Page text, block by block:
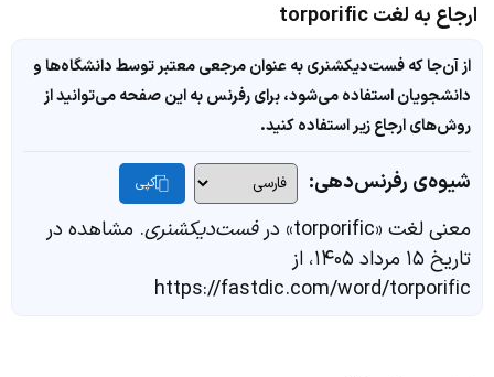
ارجاع به لغت torporific
از آن‌جا که فست‌دیکشنری به عنوان مرجعی معتبر توسط دانشگاه‌ها و
دانشجویان استفاده می‌شود، برای رفرنس به این صفحه می‌توانید از
روش‌های ارجاع زیر استفاده کنید.
شیوه‌ی رفرنس‌دهی: کپی
معنی لغت «torporific» در فست‌دیکشنری. مشاهده در
تاریخ ۱۵ مرداد ۱۴۰۵، از
https://fastdic.com/word/torporific